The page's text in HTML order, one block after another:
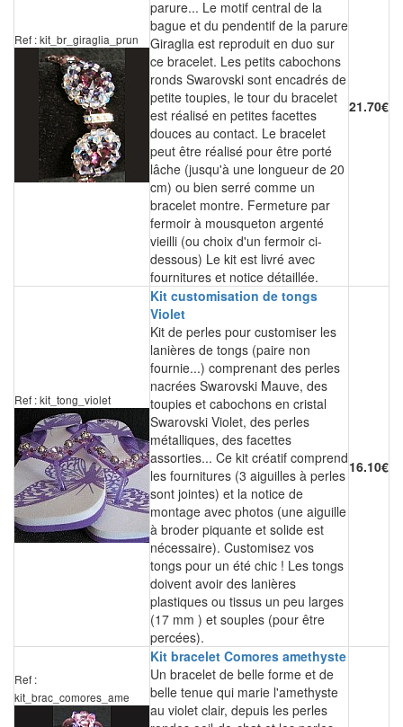
Ref : kit_br_giraglia_prun
parure... Le motif central de la
bague et du pendentif de la parure
Giraglia est reproduit en duo sur
ce bracelet. Les petits cabochons
ronds Swarovski sont encadrés de
petite toupies, le tour du bracelet
est réalisé en petites facettes
douces au contact. Le bracelet
peut être réalisé pour être porté
lâche (jusqu'à une longueur de 20
cm) ou bien serré comme un
bracelet montre. Fermeture par
fermoir à mousqueton argenté
vieilli (ou choix d'un fermoir ci-
dessous) Le kit est livré avec
fournitures et notice détaillée.
21.70€
Ref : kit_tong_violet
Kit customisation de tongs
Violet
Kit de perles pour customiser les
lanières de tongs (paire non
fournie...) comprenant des perles
nacrées Swarovski Mauve, des
toupies et cabochons en cristal
Swarovski Violet, des perles
métalliques, des facettes
assorties... Ce kit créatif comprend
les fournitures (3 aiguilles à perles
sont jointes) et la notice de
montage avec photos (une aiguille
à broder piquante et solide est
nécessaire). Customisez vos
tongs pour un été chic ! Les tongs
doivent avoir des lanières
plastiques ou tissus un peu larges
(17 mm ) et souples (pour être
percées).
16.10€
Ref :
kit_brac_comores_ame
Kit bracelet Comores amethyste
Un bracelet de belle forme et de
belle tenue qui marie l'amethyste
au violet clair, depuis les perles